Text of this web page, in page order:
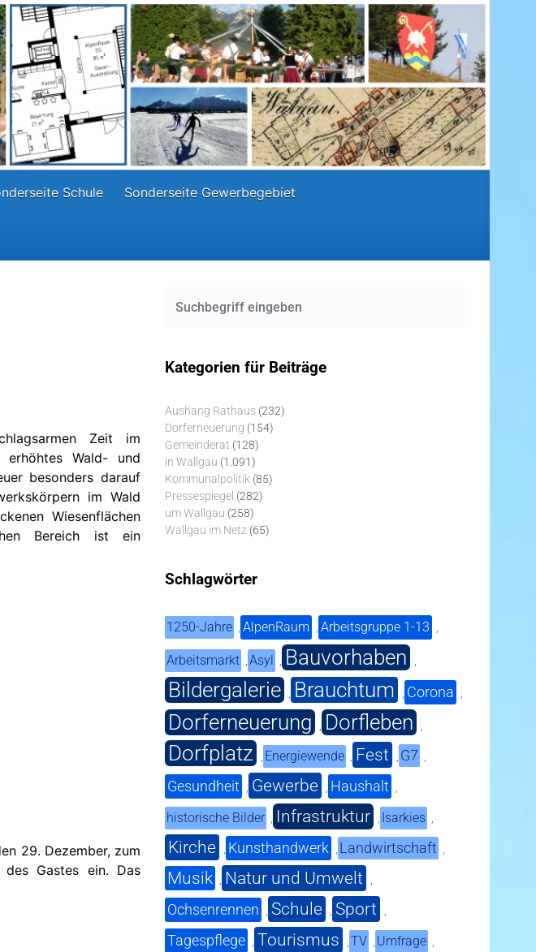
Schule Sonderseite Gewerbegebiet
Zeit im
Wald- und
besonders darauf
im Wald
Wiesenflächen
Bereich ist ein
29. Dezember, zum
des Gastes ein. Das
Kategorien für Beiträge
Aushang Rathaus (232)
Dorferneuerung (154)
Gemeinderat (128)
in Wallgau (1.091)
Kommunalpolitik (85)
Pressespiegel (282)
um Wallgau (258)
Wallgau im Netz (65)
Schlagwörter
1250-Jahre , AlpenRaum , Arbeitsgruppe 1-13 ,
Arbeitsmarkt ,Asyl , Bauvorhaben ,
Bildergalerie , Brauchtum , Corona ,
Dorferneuerung , Dorfleben ,
Dorfplatz , Energiewende , Fest , G7 ,
Gesundheit , Gewerbe , Haushalt ,
historische Bilder , Infrastruktur , Isarkies ,
Kirche , Kunsthandwerk , Landwirtschaft ,
Musik , Natur und Umwelt ,
Ochsenrennen , Schule , Sport ,
Tagespflege , Tourismus ,TV , Umfrage ,